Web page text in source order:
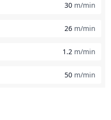
30 m/min
26 m/min
1.2 m/min
50 m/min